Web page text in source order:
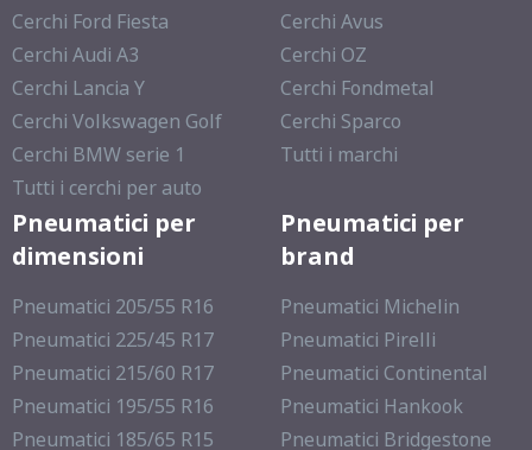
Cerchi Ford Fiesta
Cerchi Audi A3
Cerchi Lancia Y
Cerchi Volkswagen Golf
Cerchi BMW serie 1
Tutti i cerchi per auto
Cerchi Avus
Cerchi OZ
Cerchi Fondmetal
Cerchi Sparco
Tutti i marchi
Pneumatici per
dimensioni
Pneumatici 205/55 R16
Pneumatici 225/45 R17
Pneumatici 215/60 R17
Pneumatici 195/55 R16
Pneumatici 185/65 R15
Pneumatici per
brand
Pneumatici Michelin
Pneumatici Pirelli
Pneumatici Continental
Pneumatici Hankook
Pneumatici Bridgestone